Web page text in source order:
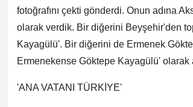
fotoğrafını çekti gönderdi. Onun adına
olarak verdik. Bir diğerini Beyşehir'den
Kayagülü'. Bir diğerini de Ermenek
Ermenekense Göktepe Kayagülü' olarak
'ANA VATANI TÜRKİYE'